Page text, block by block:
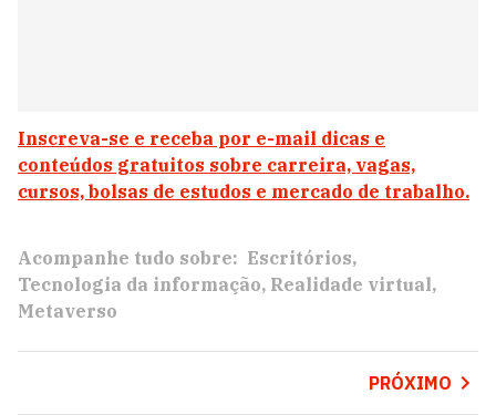
Inscreva-se e receba por e-mail dicas e
conteúdos gratuitos sobre carreira, vagas,
cursos, bolsas de estudos e mercado de trabalho.
Acompanhe tudo sobre: Escritórios
Tecnologia da informação Realidade virtual
Metaverso
PRÓXIMO